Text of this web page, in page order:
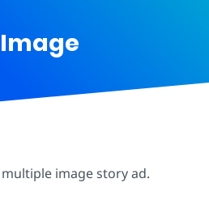
image story ad.